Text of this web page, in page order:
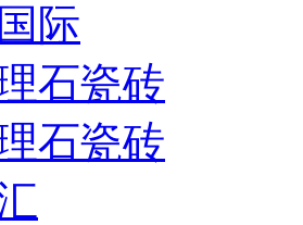
际
石瓷砖
石瓷砖